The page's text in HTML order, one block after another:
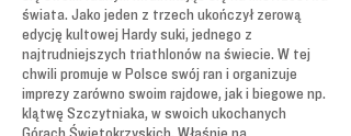
świata. Jako jeden z trzech ukończył zerową
edycję kultowej Hardy suki, jednego z
najtrudniejszych triathlonów na świecie. W tej
chwili promuje w Polsce swój ran i organizuje
imprezy zarówno swoim rajdowe, jak i biegowe np.
klątwę Szczytniaka, w swoich ukochanych